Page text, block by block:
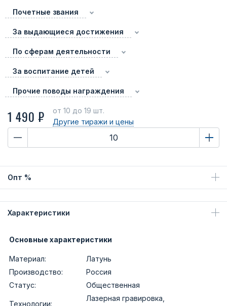
Почетные звания
За выдающиеся достижения
По сферам деятельности
За воспитание детей
Прочие поводы награждения
1 490 ₽ от 10до 19 шт.
Другие тиражии цены
Опт %
Характеристики
Основные характеристики
Материал:
Латунь
Производство:
Россия
Статус:
Общественная
Технологии:
Лазерная гравировка,